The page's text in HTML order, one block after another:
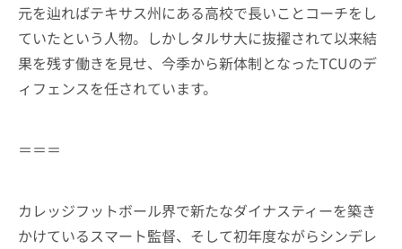
元を辿ればテキサス州にある高校で長いことコーチをし
ていたという人物。しかしタルサ大に抜擢されて以来結
果を残す働きを見せ、今季から新体制となったTCUのデ
ィフェンスを任されています。
＝＝＝
カレッジフットボール界で新たなダイナスティーを築き
かけているスマート監督、そして初年度ながらシンデレ